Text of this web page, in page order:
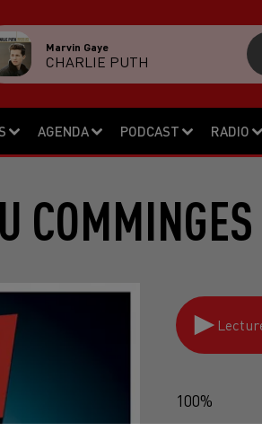
AGENDA PODCAST RADIO
Marvin Gaye
CHARLIE PUTH
100%